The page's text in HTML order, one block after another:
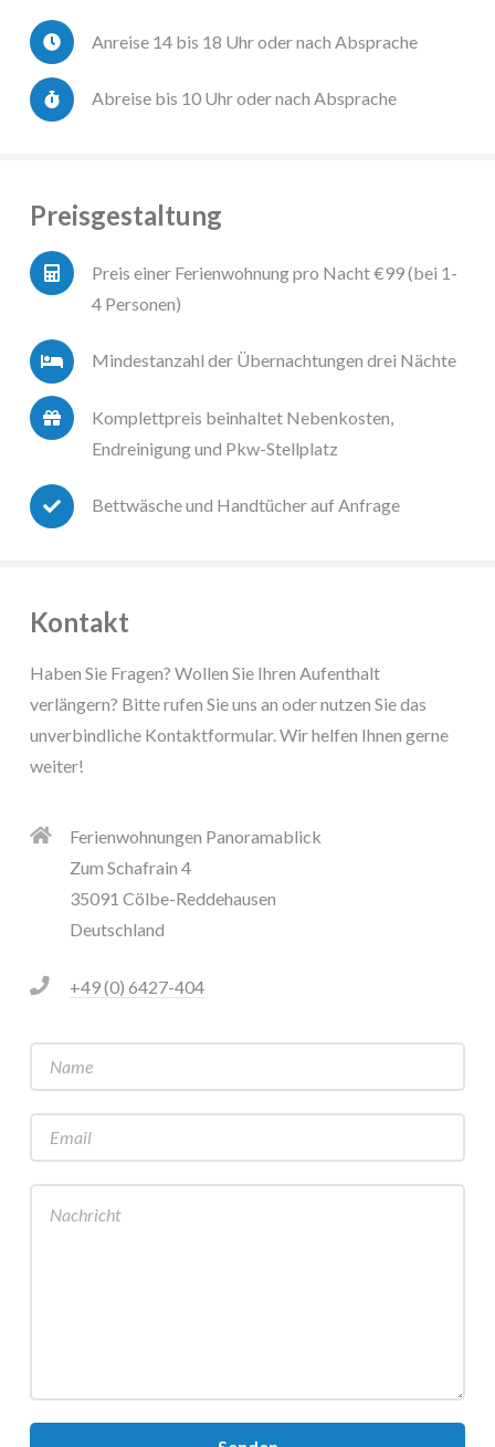
Anreise 14 bis 18 Uhr oder nach Absprache
Abreise bis 10 Uhr oder nach Absprache
Preisgestaltung
Preis einer Ferienwohnung pro Nacht €99 (bei 1-
4 Personen)
Mindestanzahl der Übernachtungen drei Nächte
Komplettpreis beinhaltet Nebenkosten,
Endreinigung und Pkw-Stellplatz
Bettwäsche und Handtücher auf Anfrage
Kontakt
Haben Sie Fragen? Wollen Sie Ihren Aufenthalt
verlängern? Bitte rufen Sie uns an oder nutzen Sie das
unverbindliche Kontaktformular. Wir helfen Ihnen gerne
weiter!
Ferienwohnungen Panoramablick
Zum Schafrain 4
35091 Cölbe-Reddehausen
Deutschland
+49 (0) 6427-404